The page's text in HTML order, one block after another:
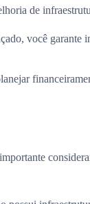
de
você garante